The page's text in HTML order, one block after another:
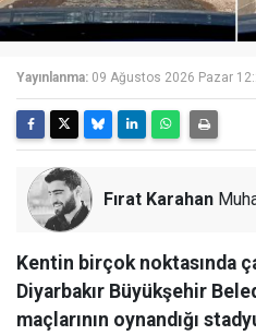
Yayınlanma: 09 Ağustos 2026 Pazar
Fırat Karahan
Kentin birçok noktasında
Diyarbakır Büyükşehir
maçlarının oynandığı